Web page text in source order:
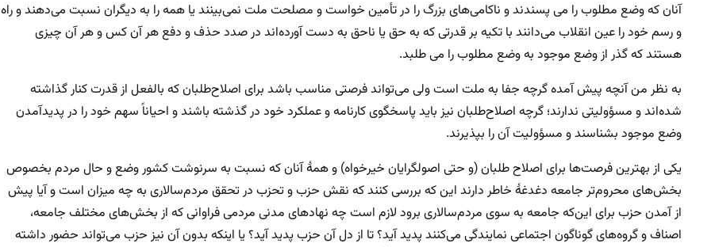
آنان که وضع مطلوب را می پسندند و ناکامی‌های بزرگ را در تأمین خواست و مصلحت ملت نمی‌بینند یا همه را به دیگران نسبت می‌دهند و راه
و رسم خود را عین انقلاب می‌دانند با تکیه بر قدرتی که به حق یا ناحق به دست آورده‌اند در صدد حذف و دفع هر آن کس و هر آن چیزی
هستند که گذر از وضع موجود به وضع مطلوب را می طلبد.
به نظر من آنچه پیش آمده گرچه جفا به ملت است ولی می‌تواند فرصتی مناسب باشد برای اصلاح‌طلبان که بالفعل از قدرت کنار گذاشته
شده‌اند و مسؤولیتی ندارند؛ گرچه اصلاح‌طلبان نیز باید پاسخگوی کارنامه و عملکرد خود در گذشته باشند و احیاناً سهم خود را در پدیدآمدن
وضع موجود بشناسند و مسؤولیت آن را بپذیرند.
یکی از بهترین فرصت‌ها برای اصلاح طلبان (و حتی اصولگرایان خیرخواه) و همهٔ آنان که نسبت به سرنوشت کشور وضع و حال مردم بخصوص
بخش‌های محروم‌تر جامعه دغدغهٔ خاطر دارند این که بررسی کنند که نقش حزب و تحزب در تحقق مردم‌سالاری به چه میزان است و آیا پیش
از آمدن حزب برای این‌که جامعه به سوی مردم‌سالاری برود لازم است چه نهادهای مدنی مردمی فراوانی که از بخش‌های مختلف جامعه،
اصناف و گروه‌های گوناگون اجتماعی نمایندگی می‌کنند پدید آید؟ تا از دل آن حزب پدید آید؟ یا اینکه بدون آن نیز حزب می‌تواند حضور داشته